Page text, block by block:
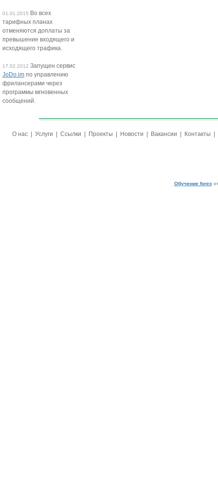
01.01.2015 Во всех
тарифных планах
отменяются доплаты за
превышение входящего и
исходящего трафика.
17.02.2012 Запущен сервис
JoDo.im по управлению
фрилансерами через
программы мгновенных
сообщений.
О нас Услуги Ссылки Проекты Новости Вакансии Контакты
Обучение forex